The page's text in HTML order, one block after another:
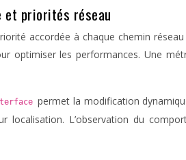
et priorités réseau
accordée à chaque chemin
optimiser les performances. Une
permet la modification
localisation. L’observation du